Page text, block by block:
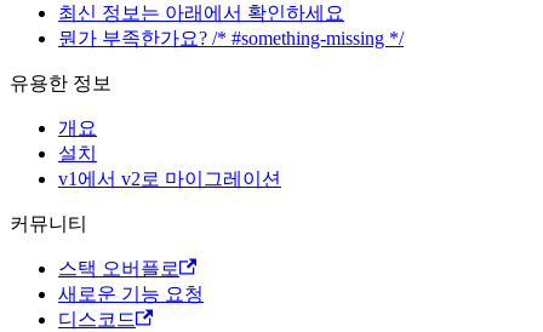
최신 정보는 아래에서 확인하세요
뭔가 부족한가요? /* #something-missing */
유용한 정보
개요
설치
v1에서 v2로 마이그레이션
커뮤니티
스택 오버플로
새로운 기능 요청
디스코드